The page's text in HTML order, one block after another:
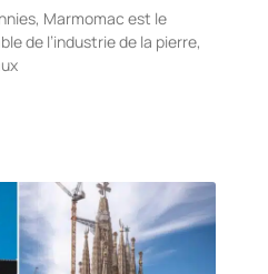
Marmomac est le
de l’industrie de la pierre,